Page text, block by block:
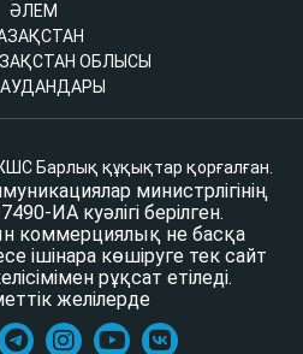
ӘЛЕМ
ОБЛЫСЫ
Барлық құқықтар қорғалған.
министрлігінің
ИА куәлігі берілген.
коммерциялық не басқа
ішінара көшіруге тек сайт
рұқсат етіледі.
желілерде